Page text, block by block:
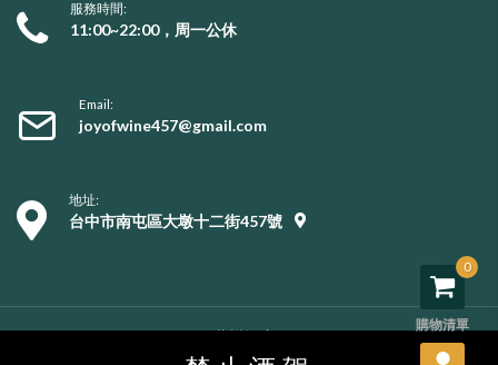
服務時間:
11:00~22:00，周一公休
Email:
joyofwine457@gmail.com
地址:
台中市南屯區大墩十二街457號
Copyright © 2026 葡樂酒窖. All rights reserved.
服務條款 / 隱私權政策
0
購物清單